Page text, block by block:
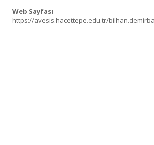
Web Sayfası
https://avesis.hacettepe.edu.tr/